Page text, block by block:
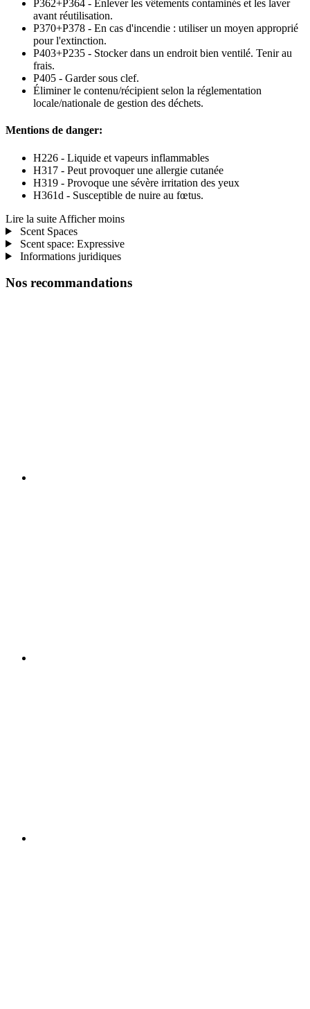
P362+P364 - Enlever les vêtements contaminés et les laver
avant réutilisation.
P370+P378 - En cas d'incendie : utiliser un moyen approprié
pour l'extinction.
P403+P235 - Stocker dans un endroit bien ventilé. Tenir au
frais.
P405 - Garder sous clef.
Éliminer le contenu/récipient selon la réglementation
locale/nationale de gestion des déchets.
Mentions de danger:
H226 - Liquide et vapeurs inflammables
H317 - Peut provoquer une allergie cutanée
H319 - Provoque une sévère irritation des yeux
H361d - Susceptible de nuire au fœtus.
Lire la suite Afficher moins
Scent Spaces
Scent space: Expressive
Informations juridiques
Nos recommandations